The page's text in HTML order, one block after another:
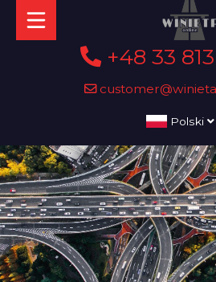
+48 33
Polski